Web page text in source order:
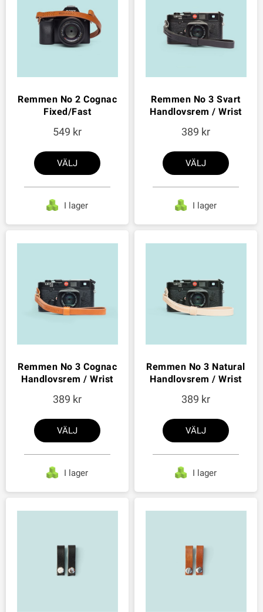
Remmen No 2 Cognac
Fixed/Fast
549
VÄLJ
I lager
Remmen No 3 Svart
Handlovsrem / Wrist
389
VÄLJ
I lager
Remmen No 3 Cognac
Handlovsrem / Wrist
389
VÄLJ
I lager
Remmen No 3 Natural
Handlovsrem / Wrist
389
VÄLJ
I lager